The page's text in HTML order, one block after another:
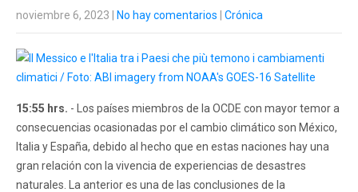
noviembre 6, 2023 No hay comentarios Crónica
15:55 hrs. - Los países miembros de la OCDE con mayor temor a
consecuencias ocasionadas por el cambio climático son México,
Italia y España, debido al hecho que en estas naciones hay una
gran relación con la vivencia de experiencias de desastres
naturales. La anterior es una de las conclusiones de la